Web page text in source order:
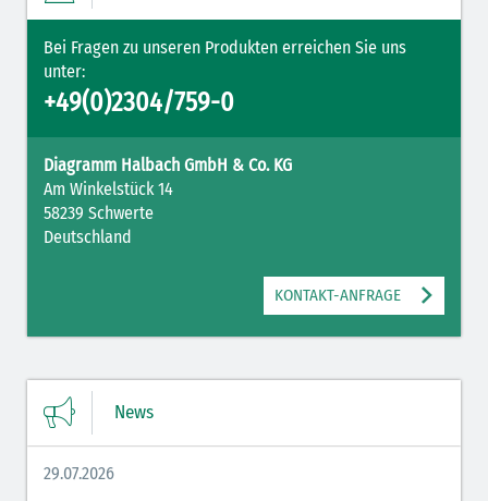
Bei Fragen zu unseren Produkten erreichen Sie uns
unter:
+49(0)2304/759-0
Diagramm Halbach GmbH & Co. KG
Am Winkelstück 14
58239 Schwerte
Deutschland
KONTAKT-ANFRAGE
News
29.07.2026